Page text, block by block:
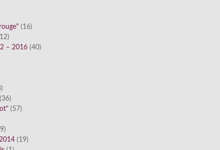
(16)
– 2016 (40)
(36)
(57)
(19)